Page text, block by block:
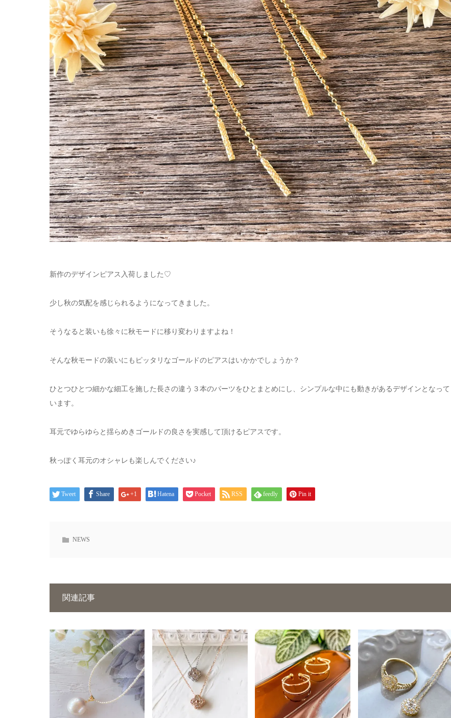
新作のデザインピアス入荷しました♡
少し秋の気配を感じられるようになってきました。
そうなると装いも徐々に秋モードに移り変わりますよね！
そんな秋モードの装いにもピッタリなゴールドのピアスはいかかでしょうか？
ひとつひとつ細かな細工を施した長さの違う３本のパーツをひとまとめにし、シンプルな中にも動きがあるデザインとなって
います。
耳元でゆらゆらと揺らめきゴールドの良さを実感して頂けるピアスです。
秋っぽく耳元のオシャレも楽しんでください♪
Tweet Share +1 Hatena Pocket RSS feedly Pin it
NEWS
関連記事